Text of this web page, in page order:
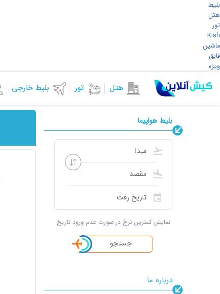
بلیط
هتل
تور
Kish
ماشین
قایق
ویژه
هتل تور بلیط خارجی
بلیط هواپیما
نمایش کمترین نرخ در صورت عدم ورود تاریخ
جستجو
درباره ما